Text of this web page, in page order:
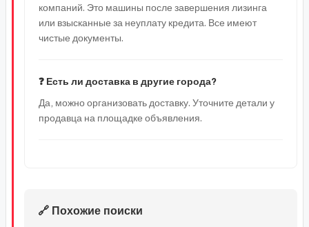
компаний. Это машины после завершения лизинга
или взысканные за неуплату кредита. Все имеют
чистые документы.
❓ Есть ли доставка в другие города?
Да, можно организовать доставку. Уточните детали у
продавца на площадке объявления.
🔗 Похожие поиски